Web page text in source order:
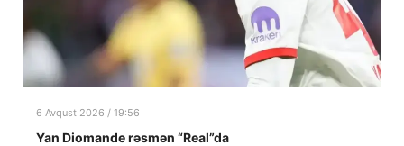
6 Avqust 2026 / 19:56
Yan Diomande rəsmən “Real”da